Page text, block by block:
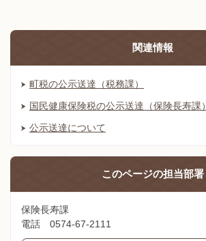
関連情報
町税の公示送達（税務課）
国民健康保険税の公示送達（保険長寿課）
公示送達について
このページの担当部署
保険長寿課
電話 0574-67-2111